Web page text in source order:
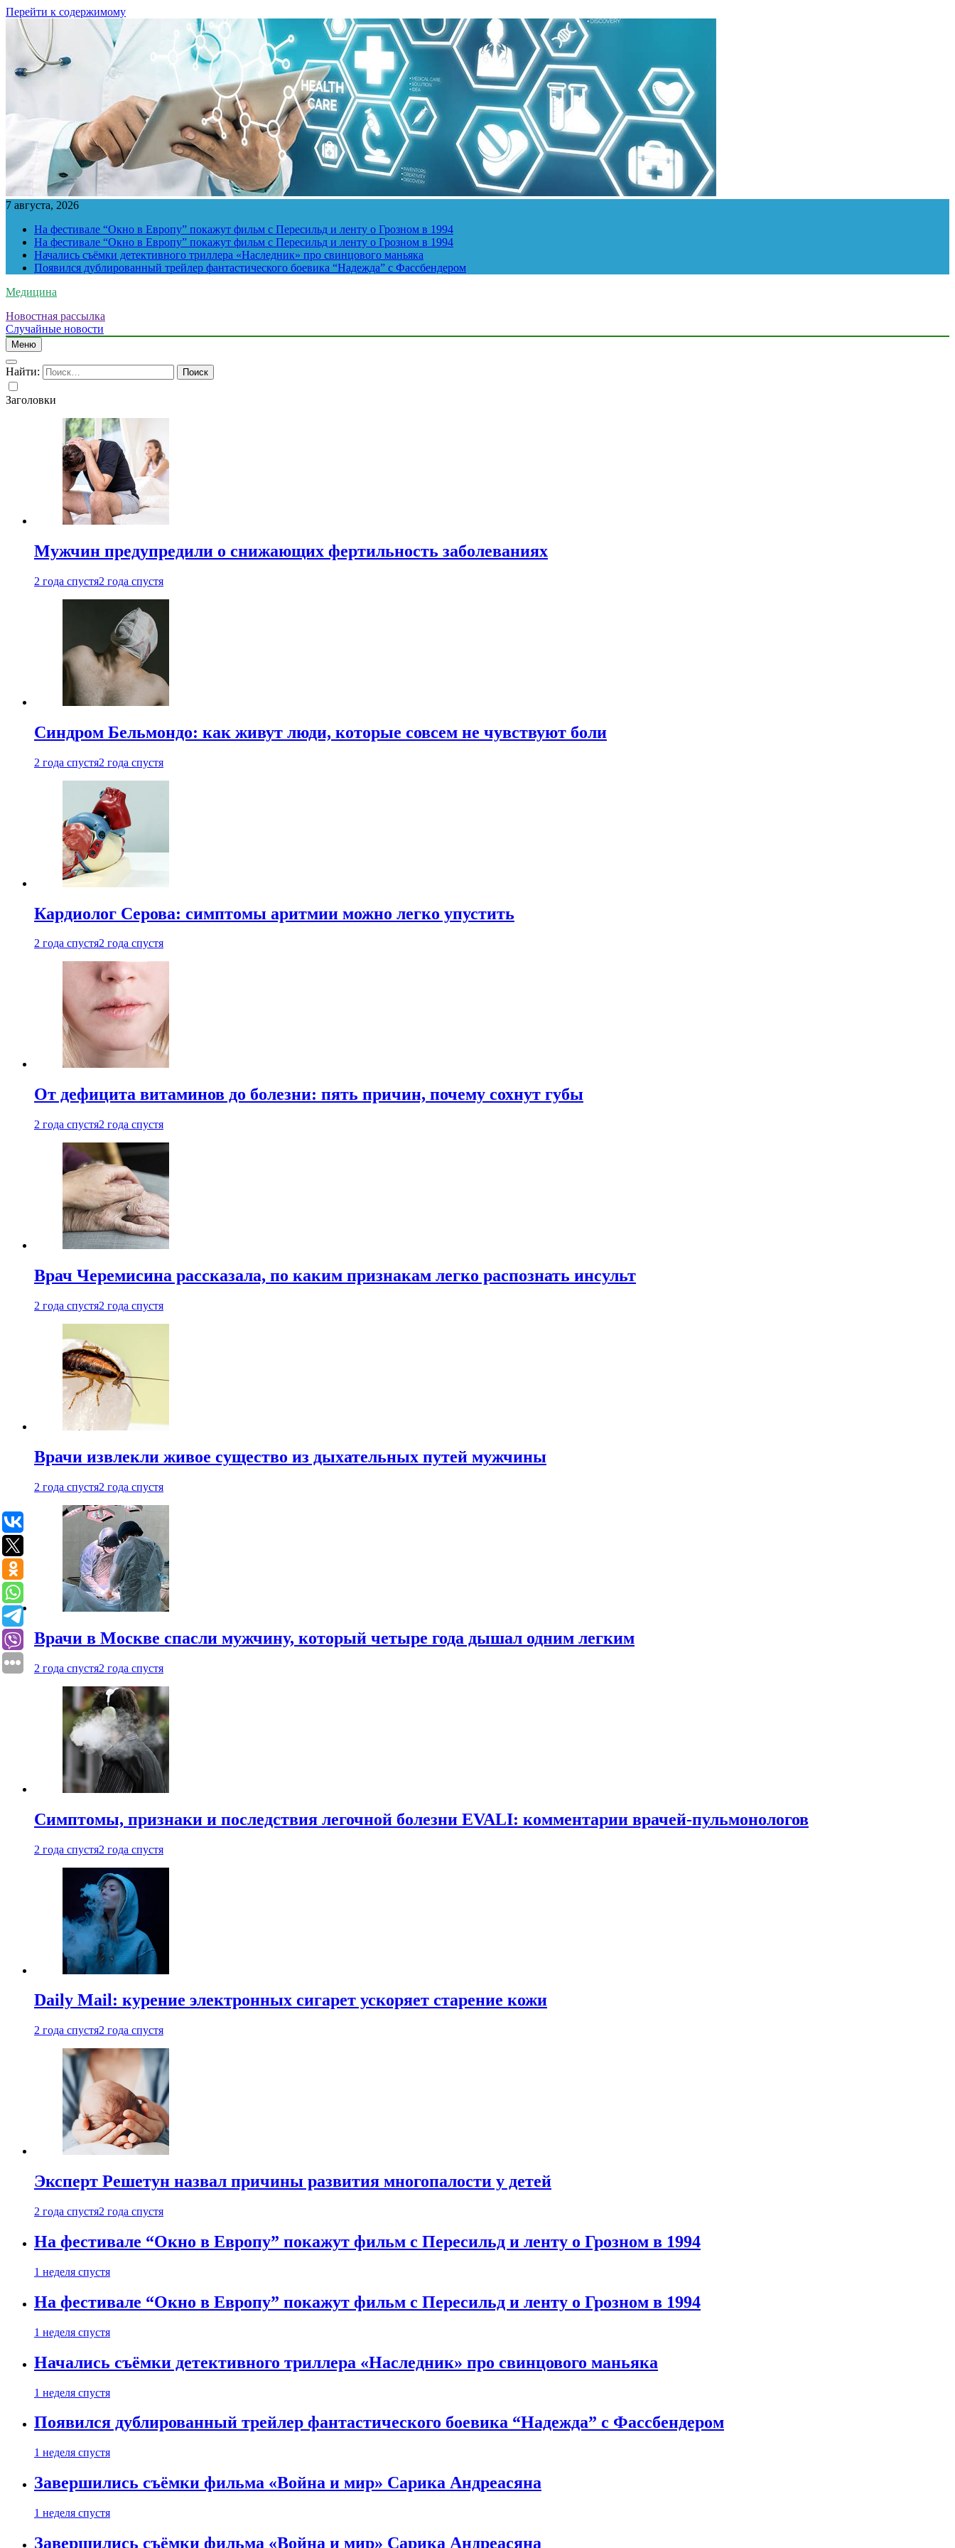
Перейти к содержимому
7 августа, 2026
На фестивале “Окно в Европу” покажут фильм с Пересильд и ленту о Грозном в 1994
На фестивале “Окно в Европу” покажут фильм с Пересильд и ленту о Грозном в 1994
Начались съёмки детективного триллера «Наследник» про свинцового маньяка
Появился дублированный трейлер фантастического боевика “Надежда” с Фассбендером
Медицина
Новостная рассылка
Случайные новости
Меню
Найти:
Заголовки
Мужчин предупредили о снижающих фертильность заболеваниях
2 года спустя2 года спустя
Синдром Бельмондо: как живут люди, которые совсем не чувствуют боли
2 года спустя2 года спустя
Кардиолог Серова: симптомы аритмии можно легко упустить
2 года спустя2 года спустя
От дефицита витаминов до болезни: пять причин, почему сохнут губы
2 года спустя2 года спустя
Врач Черемисина рассказала, по каким признакам легко распознать инсульт
2 года спустя2 года спустя
Врачи извлекли живое существо из дыхательных путей мужчины
2 года спустя2 года спустя
Врачи в Москве спасли мужчину, который четыре года дышал одним легким
2 года спустя2 года спустя
Симптомы, признаки и последствия легочной болезни EVALI: комментарии врачей-пульмонологов
2 года спустя2 года спустя
Daily Mail: курение электронных сигарет ускоряет старение кожи
2 года спустя2 года спустя
Эксперт Решетун назвал причины развития многопалости у детей
2 года спустя2 года спустя
На фестивале “Окно в Европу” покажут фильм с Пересильд и ленту о Грозном в 1994
1 неделя спустя
На фестивале “Окно в Европу” покажут фильм с Пересильд и ленту о Грозном в 1994
1 неделя спустя
Начались съёмки детективного триллера «Наследник» про свинцового маньяка
1 неделя спустя
Появился дублированный трейлер фантастического боевика “Надежда” с Фассбендером
1 неделя спустя
Завершились съёмки фильма «Война и мир» Сарика Андреасяна
1 неделя спустя
Завершились съёмки фильма «Война и мир» Сарика Андреасяна